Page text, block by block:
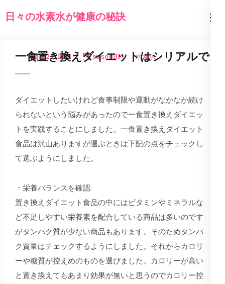
ン
(Enter
日々の水素水が健康の秘訣
7 2月 2021 suisosui31 水素水
一食置き換えダイエットはシリアルで
ダイエットしたいけれど食事制限や運動がなかなか続け
られないという悩みがあったので一食置き換えダイエッ
トを実践することにしました。一食置き換えダイエット
食品は沢山ありますが選ぶときは下記の点をチェックし
て選ぶようにしました。
・栄養バランスを確認
置き換えダイエット食品の中にはビタミンやミネラルな
ど不足しやすい栄養素を配合している商品は多いのです
がタンパク質が少ない商品もあります。そのためタンパ
ク質量はチェックするようにしました。それからカロリ
ーや糖質が控えめのものを選びました。カロリーが高い
と置き換えてもあまり効果が無いと思うのでカロリー控